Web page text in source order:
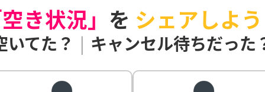
き状況」 を シェアしよ
いてた？ | キャンセル待ちだった